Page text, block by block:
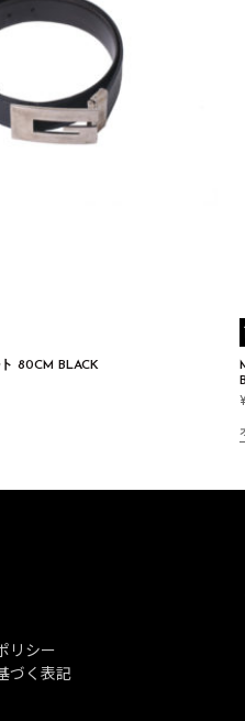
80CM BLACK
リシー
づく表記